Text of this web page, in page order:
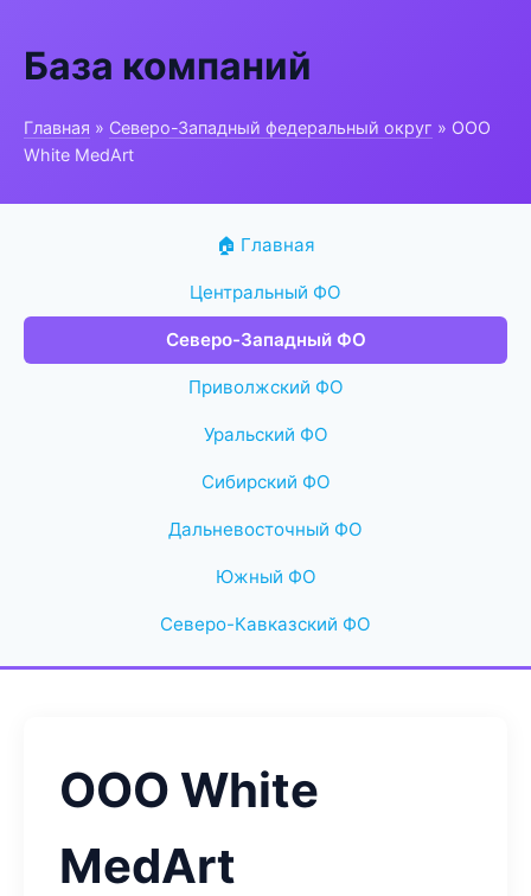
База компаний
Главная » Северо-Западный федеральный округ » ООО
White MedArt
🏠 Главная
Центральный ФО
Северо-Западный ФО
Приволжский ФО
Уральский ФО
Сибирский ФО
Дальневосточный ФО
Южный ФО
Северо-Кавказский ФО
ООО White
MedArt